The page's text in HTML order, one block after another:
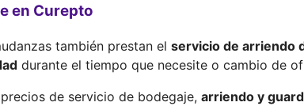
en Curepto
también prestan el servicio de arriendo
durante el tiempo que necesite o cambio de
de servicio de bodegaje, arriendo y